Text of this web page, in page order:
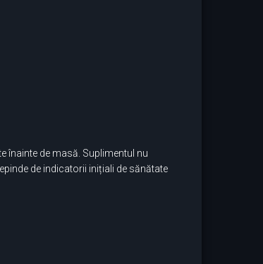
înainte de masă. Suplimentul nu
de indicatorii inițiali de sănătate